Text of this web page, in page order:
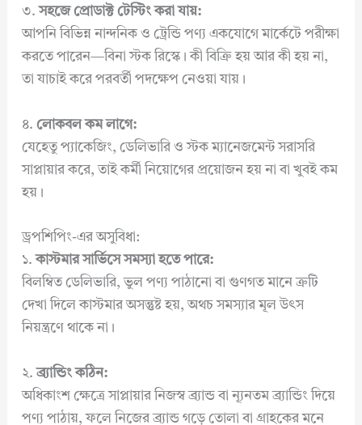
৩.সহজে প্রোডাক্ট টেস্টিং করা যায়:
আপনি বিভিন্ন নান্দনিক ও ট্রেন্ডি পণ্য একযোগে মার্কেটে পরীক্ষা
করতে পারেন—বিনা স্টক রিস্কে। কী বিক্রি হয় আর কী হয় না,
তা যাচাই করে পরবর্তী পদক্ষেপ নেওয়া যায়।
৪. লোকবল কম লাগে:
যেহেতু প্যাকেজিং, ডেলিভারি ও স্টক ম্যানেজমেন্ট সরাসরি
সাপ্লায়ার করে, তাই কর্মী নিয়োগের প্রয়োজন হয় না বা খুবই কম
হয়।
ড্রপশিপিং-এর অসুবিধা:
১.কাস্টমার সার্ভিসে সমস্যা হতে পারে:
বিলম্বিত ডেলিভারি, ভুল পণ্য পাঠানো বা গুণগত মানে ত্রুটি
দেখা দিলে কাস্টমার অসন্তুষ্ট হয়, অথচ সমস্যার মূল উৎস
নিয়ন্ত্রণে থাকে না।
২.ব্র্যান্ডিং কঠিন:
অধিকাংশ ক্ষেত্রে সাপ্লায়ার নিজস্ব ব্র্যান্ড বা ন্যূনতম ব্র্যান্ডিং দিয়ে
পণ্য পাঠায়, ফলে নিজের ব্র্যান্ড গড়ে তোলা বা গ্রাহকের মনে